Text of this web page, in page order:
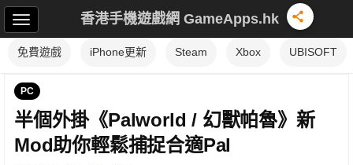
香港手機遊戲網 GameApps.hk
免費遊戲 iPhone更新 Steam Xbox UBISOFT
PC
半個外掛《Palworld / 幻獸帕魯》新
Mod助你輕鬆捕捉合適Pal